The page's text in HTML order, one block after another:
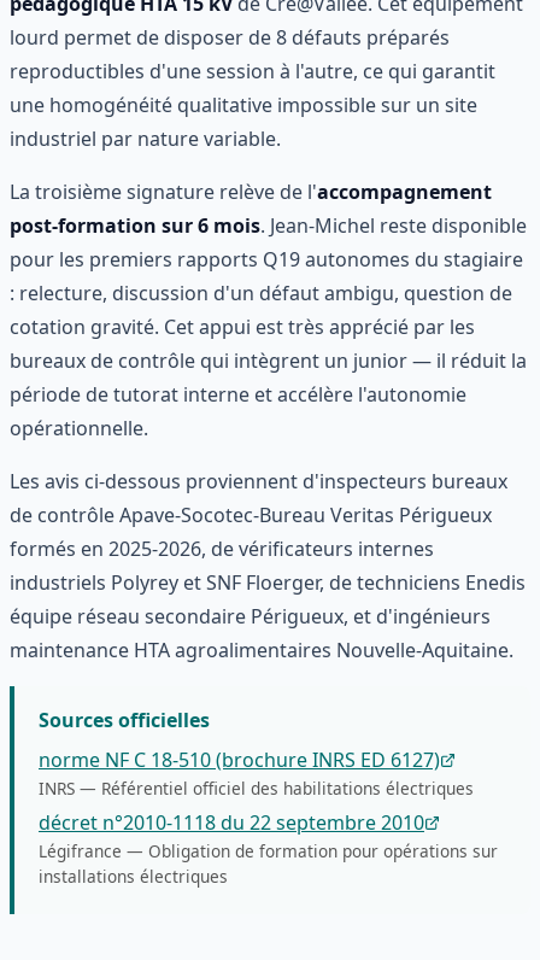
lourd permet de disposer de 8 défauts préparés
reproductibles d'une session à l'autre, ce qui garantit
une homogénéité qualitative impossible sur un site
industriel par nature variable.
La troisième signature relève de l'accompagnement
post-formation sur 6 mois. Jean-Michel reste disponible
pour les premiers rapports Q19 autonomes du stagiaire
: relecture, discussion d'un défaut ambigu, question de
cotation gravité. Cet appui est très apprécié par les
bureaux de contrôle qui intègrent un junior — il réduit la
période de tutorat interne et accélère l'autonomie
opérationnelle.
Les avis ci-dessous proviennent d'inspecteurs bureaux
de contrôle Apave-Socotec-Bureau Veritas Périgueux
formés en 2025-2026, de vérificateurs internes
industriels Polyrey et SNF Floerger, de techniciens Enedis
équipe réseau secondaire Périgueux, et d'ingénieurs
maintenance HTA agroalimentaires Nouvelle-Aquitaine.
Sources officielles
norme NF C 18-510 (brochure INRS ED 6127)
INRS — Référentiel officiel des habilitations électriques
décret n°2010-1118 du 22 septembre 2010
Légifrance — Obligation de formation pour opérations sur
installations électriques